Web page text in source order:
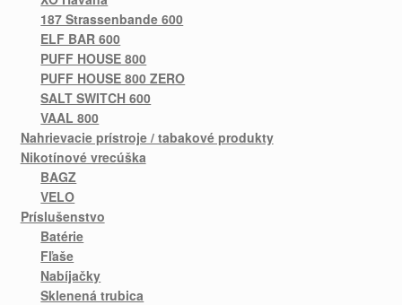
187 Strassenbande 600
ELF BAR 600
PUFF HOUSE 800
PUFF HOUSE 800 ZERO
SALT SWITCH 600
VAAL 800
Nahrievacie prístroje / tabakové produkty
Nikotínové vrecúška
BAGZ
VELO
Príslušenstvo
Batérie
Fľaše
Nabíjačky
Sklenená trubica